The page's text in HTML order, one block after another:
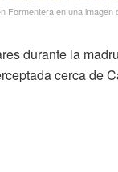
Formentera en una
durante la
cerca de